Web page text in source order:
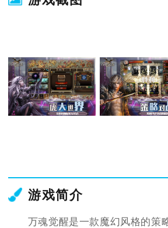
游戏简介
万魂觉醒是一款魔幻风格的策